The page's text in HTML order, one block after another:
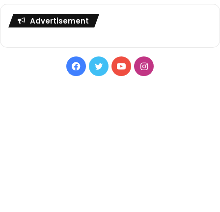
Advertisement
Facebook
TwitterYouTubeInstagram